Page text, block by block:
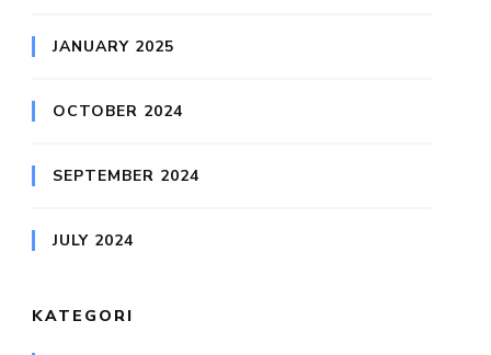
JANUARY 2025
OCTOBER 2024
SEPTEMBER 2024
JULY 2024
KATEGORI